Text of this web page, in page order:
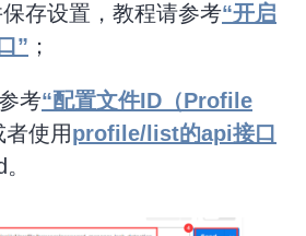
存设置，教程请参考“开启
” ；
考“配置文件ID（Profile
使用profile/list的api接口